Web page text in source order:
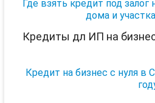
Где взять кредит под
дома и
Кредиты дл ИП на
Кредит на бизнес с нуля в